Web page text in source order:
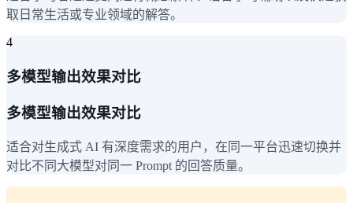
取日常生活或专业领域的解答。
4
多模型输出效果对比
多模型输出效果对比
适合对生成式 AI 有深度需求的用户，在同一平台迅速切换并
对比不同大模型对同一 Prompt 的回答质量。